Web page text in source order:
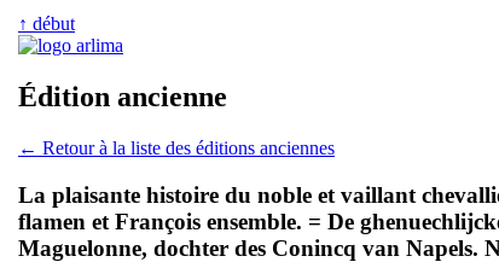
↑ début
Édition ancienne
← Retour à la liste des éditions anciennes
La plaisante histoire du noble et vaillant
flamen et François ensemble. = De
Maguelonne, dochter des Conincq van Napels.